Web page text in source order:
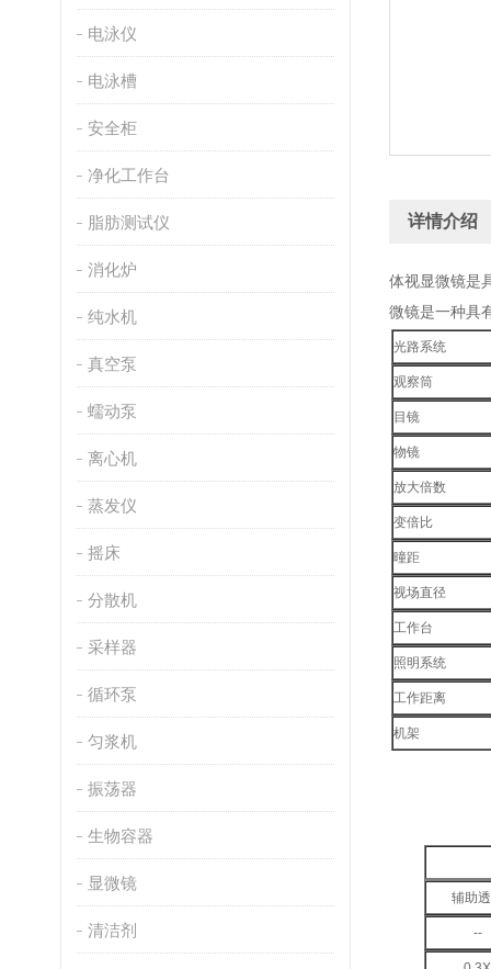
电泳仪
电泳槽
安全柜
净化工作台
脂肪测试仪
消化炉
纯水机
真空泵
蠕动泵
离心机
蒸发仪
摇床
分散机
采样器
循环泵
匀浆机
振荡器
生物容器
显微镜
清洁剂
详情介绍
体视显微镜是
微镜是一种具
光路系统
观察筒
目镜
物镜
放大倍数
变倍比
曈距
视场直径
工作台
照明系统
工作距离
机架
辅助
--